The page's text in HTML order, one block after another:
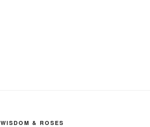
WISDOM & ROSES